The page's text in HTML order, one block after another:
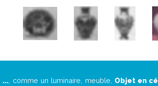
... , comme un luminaire, meuble, Objet en